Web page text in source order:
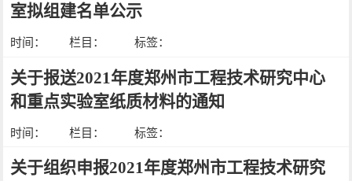
室拟组建名单公示
时间： 栏目： 标签：
关于报送2021年度郑州市工程技术研究中心
和重点实验室纸质材料的通知
时间： 栏目： 标签：
关于组织申报2021年度郑州市工程技术研究